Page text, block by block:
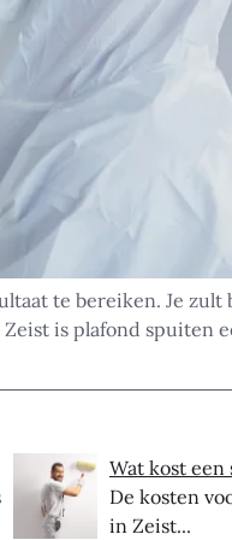
te bereiken. Je zult
is plafond spuiten
Wat kost
De kosten
in Zeist...